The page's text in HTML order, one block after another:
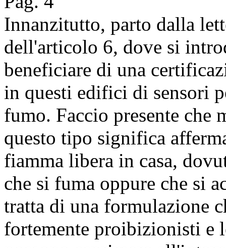
Innanzitutto, parto dalla
dell'articolo 6, dove si
beneficiare di una
in questi edifici di sensori
fumo. Faccio presente che
questo tipo significa
fiamma libera in casa,
che si fuma oppure che si
tratta di una formulazione
fortemente proibizionisti e